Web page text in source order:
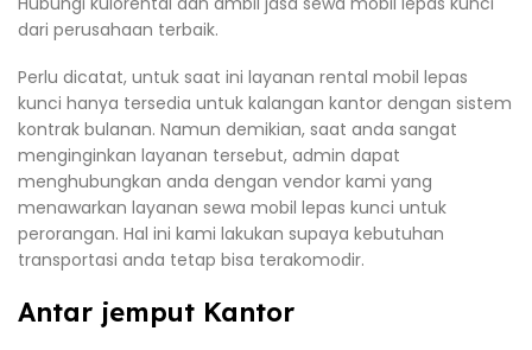
dari perusahaan terbaik.
Perlu dicatat, untuk saat ini layanan rental mobil lepas
kunci hanya tersedia untuk kalangan kantor dengan sistem
kontrak bulanan. Namun demikian, saat anda sangat
menginginkan layanan tersebut, admin dapat
menghubungkan anda dengan vendor kami yang
menawarkan layanan sewa mobil lepas kunci untuk
perorangan. Hal ini kami lakukan supaya kebutuhan
transportasi anda tetap bisa terakomodir.
Antar jemput Kantor